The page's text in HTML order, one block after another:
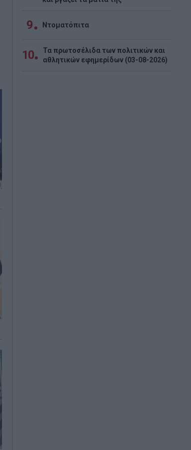
9 Ντοματόπιτα
10
Τα πρωτοσέλιδα των πολιτικών και
αθλητικών εφημερίδων (03-08-2026)